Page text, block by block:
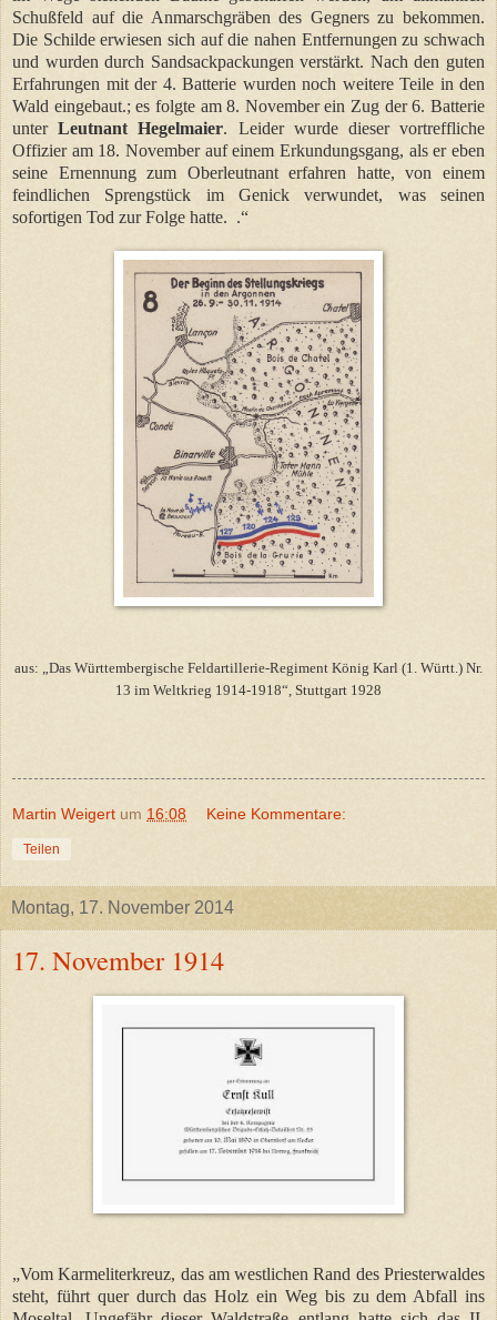
Schußfeld auf die Anmarschgräben des Gegners zu bekommen.
Die Schilde erwiesen sich auf die nahen Entfernungen zu schwach
und wurden durch Sandsackpackungen verstärkt. Nach den guten
Erfahrungen mit der 4. Batterie wurden noch weitere Teile in den
Wald eingebaut.; es folgte am 8. November ein Zug der 6. Batterie
unterLeutnant Hegelmaier. Leider wurde dieser vortreffliche
Offizier am 18. November auf einem Erkundungsgang, als er eben
seine Ernennung zum Oberleutnant erfahren hatte, von einem
feindlichen Sprengstück im Genick verwundet, was seinen
sofortigen Tod zur Folge hatte. .“
aus: „Das Württembergische Feldartillerie-Regiment König Karl (1. Württ.) Nr.
13 im Weltkrieg 1914-1918“, Stuttgart 1928
Martin Weigert um 16:08 Keine Kommentare:
Teilen
Montag, 17. November 2014
17. November 1914
„Vom Karmeliterkreuz, das am westlichen Rand des Priesterwaldes
steht, führt quer durch das Holz ein Weg bis zu dem Abfall ins